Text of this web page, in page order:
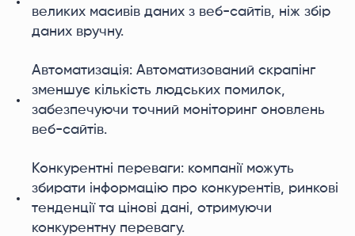
великих масивів даних з веб-сайтів, ніж збір
даних вручну.
Автоматизація: Автоматизований скрапінг
зменшує кількість людських помилок,
забезпечуючи точний моніторинг оновлень
веб-сайтів.
Конкурентні переваги: компанії можуть
збирати інформацію про конкурентів, ринкові
тенденції та цінові дані, отримуючи
конкурентну перевагу.